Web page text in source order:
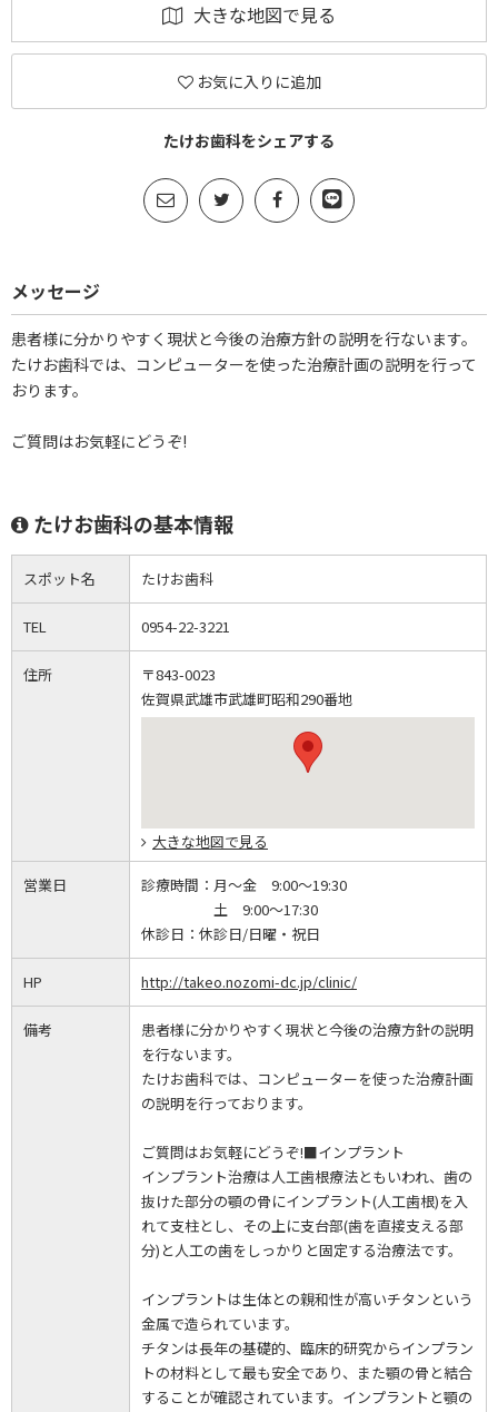
大きな地図で見る
お気に入りに追加
たけお歯科をシェアする
メッセージ
患者様に分かりやすく現状と今後の治療方針の説明を行ないます。
たけお歯科では、コンピューターを使った治療計画の説明を行って
おります。
ご質問はお気軽にどうぞ!
たけお歯科の基本情報
スポット名 たけお歯科
TEL 0954-22-3221
住所
〒843-0023
佐賀県武雄市武雄町昭和290番地
大きな地図で見る
営業日 診療時間： 月～金 9:00～19:30
土 9:00～17:30
休診日： 休診日/日曜・祝日
HP http://takeo.nozomi-dc.jp/clinic/
備考
患者様に分かりやすく現状と今後の治療方針の説明
を行ないます。
たけお歯科では、コンピューターを使った治療計画
の説明を行っております。
ご質問はお気軽にどうぞ!■インプラント
インプラント治療は人工歯根療法ともいわれ、歯の
抜けた部分の顎の骨にインプラント(人工歯根)を入
れて支柱とし、その上に支台部(歯を直接支える部
分)と人工の歯をしっかりと固定する治療法です。
インプラントは生体との親和性が高いチタンという
金属で造られています。
チタンは長年の基礎的、臨床的研究からインプラン
トの材料として最も安全であり、また顎の骨と結合
することが確認されています。インプラントと顎の